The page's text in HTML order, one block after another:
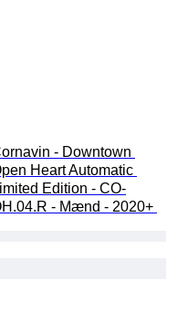
- Downtown
Heart Automatic
Edition - CO-
- Mænd - 2020+